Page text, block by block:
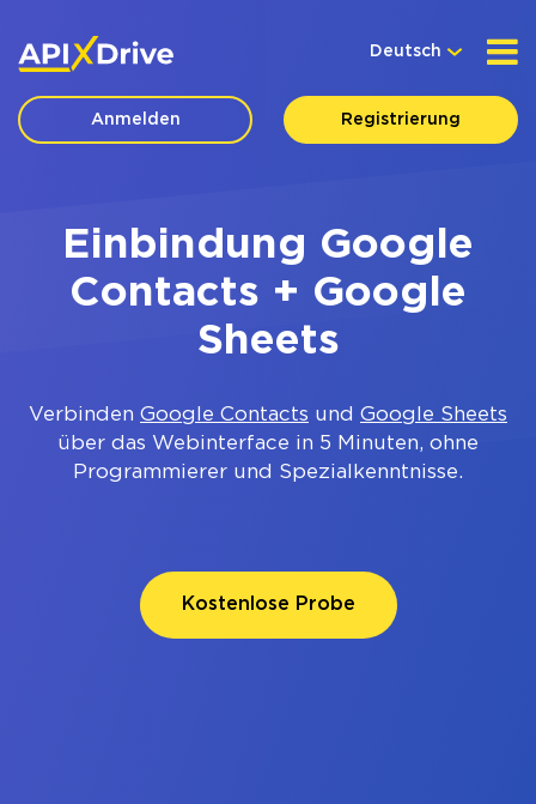
Deutsch
Anmelden Registrierung
Einbindung Google
Contacts + Google
Sheets
Verbinden Google Contacts und Google Sheets
über das Webinterface in 5 Minuten, ohne
Programmierer und Spezialkenntnisse.
Kostenlose Probe